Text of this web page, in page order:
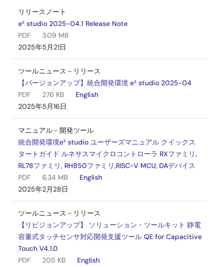
リリースノート
e² studio 2025-04.1 Release Note
PDF
3.09 MB
2025年5月21日
ツールニュース－リリース
【バージョンアップ】統合開発環境 e² studio 2025-04
PDF
276 KB
English
2025年5月16日
マニュアル－開発ツール
統合開発環境e² studio ユーザーズマニュアル クイックス
タートガイド ルネサスマイクロコントローラ RXファミリ,
RL78ファミリ, RH850ファミリ,RISC-V MCU, DAデバイス
PDF
6.34 MB
English
2025年2月28日
ツールニュース－リリース
【リビジョンアップ】 ソリューション・ツールキット 静電
容量式タッチセンサ対応開発支援ツール QE for Capacitive
Touch V4.1.0
PDF
205 KB
English